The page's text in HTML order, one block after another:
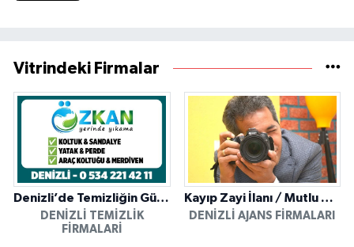
Vitrindeki Firmalar
Denizli’de Temizliğin Güvenilir Adresi: Özkan Yerinde Yıkama
DENIZLI TEMIZLIK
FIRMALARI
Kayıp Zayi İlanı / Mutlu Ajans / Denizli
DENIZLI AJANS FIRMALARI